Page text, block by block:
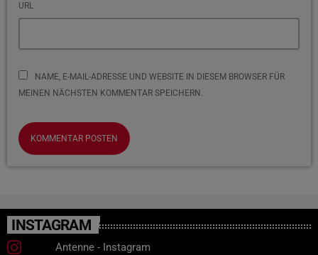
URL
NAME, E-MAIL-ADRESSE UND WEBSITE IN DIESEM BROWSER FÜR
MEINEN NÄCHSTEN KOMMENTAR SPEICHERN.
INSTAGRAM
Antenne - Instagram